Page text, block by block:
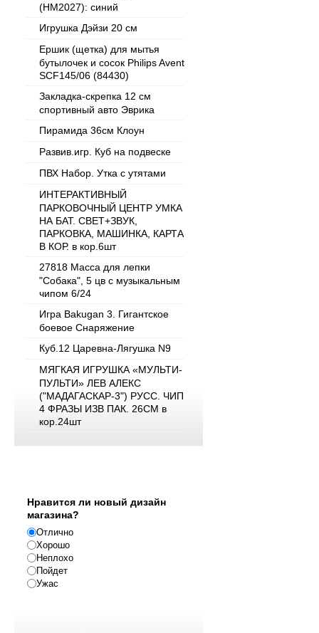
(HM2027): синий
Игрушка Дэйзи 20 см
Ершик (щетка) для мытья
бутылочек и сосок Philips Avent
SCF145/06 (84430)
Закладка-скрепка 12 см
спортивный авто Эврика
Пирамида 36см Клоун
Развив.игр. Куб на подвеске
ПВХ Набор. Утка с утятами
ИНТЕРАКТИВНЫЙ
ПАРКОВОЧНЫЙ ЦЕНТР УМКА
НА БАТ. СВЕТ+ЗВУК,
ПАРКОВКА, МАШИНКА, КАРТА
В КОР. в кор.6шт
27818 Масса для лепки
"Собака", 5 цв с музыкальным
чипом 6/24
Игра Bakugan 3. Гигантское
боевое Снаряжение
Куб.12 Царевна-Лягушка N9
МЯГКАЯ ИГРУШКА «МУЛЬТИ-
ПУЛЬТИ» ЛЕВ АЛЕКС
("МАДАГАСКАР-3") РУСС. ЧИП
4 ФРАЗЫ ИЗВ ПАК. 26СМ в
кор.24шт
Нравится ли новый дизайн
магазина?
Отлично
Хорошо
Неплохо
Пойдет
Ужас